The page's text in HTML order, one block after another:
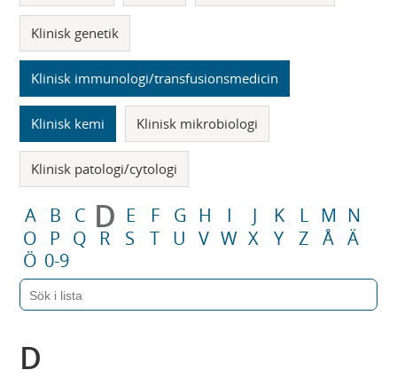
Klinisk genetik
Klinisk immunologi/transfusionsmedicin
Klinisk kemi Klinisk mikrobiologi
Klinisk patologi/cytologi
A B C D E F G H I J K L M N
O
P Q R S T U V W X Y Z Å Ä
Ö 0-9
D